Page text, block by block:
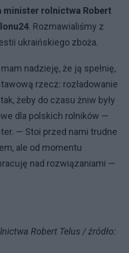
minister rolnictwa Robert
. Rozmawialiśmy z
ukraińskiego zboża.
nadzieję, że ją spełnię,
rzecz: rozładowanie
żeby do czasu żniw były
dla polskich rolników —
— Stoi przed nami trudne
ale od momentu
nad rozwiązaniami —
Robert Telus / źródło: